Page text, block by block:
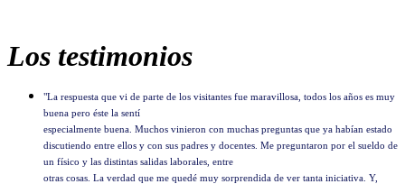
Los testimonios
"La respuesta que vi de parte de los visitantes fue maravillosa, todos los años es muy
buena pero éste la sentí­
especialmente buena. Muchos vinieron con muchas preguntas que ya habí­an estado
discutiendo entre ellos y con sus padres y docentes. Me preguntaron por el sueldo de
un fí­sico y las distintas salidas laborales, entre
otras cosas. La verdad que me quedé muy sorprendida de ver tanta iniciativa. Y,